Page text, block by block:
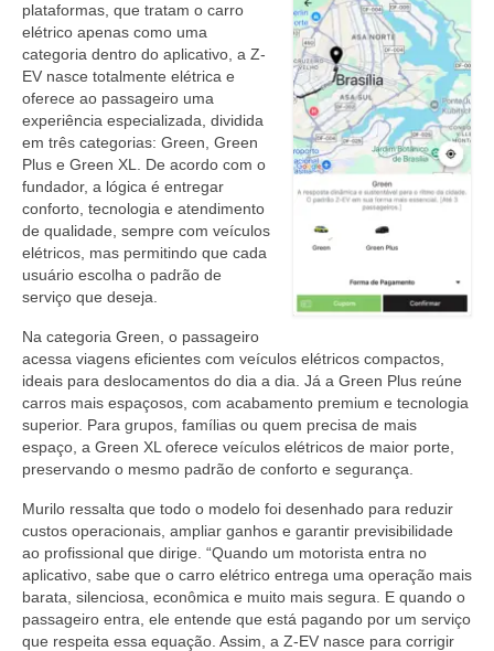
plataformas, que tratam o carro
elétrico apenas como uma
categoria dentro do aplicativo, a Z-
EV nasce totalmente elétrica e
oferece ao passageiro uma
experiência especializada, dividida
em três categorias: Green, Green
Plus e Green XL. De acordo com o
fundador, a lógica é entregar
conforto, tecnologia e atendimento
de qualidade, sempre com veículos
elétricos, mas permitindo que cada
usuário escolha o padrão de
serviço que deseja.
Na categoria Green, o passageiro
acessa viagens eficientes com veículos elétricos compactos,
ideais para deslocamentos do dia a dia. Já a Green Plus reúne
carros mais espaçosos, com acabamento premium e tecnologia
superior. Para grupos, famílias ou quem precisa de mais
espaço, a Green XL oferece veículos elétricos de maior porte,
preservando o mesmo padrão de conforto e segurança.
Murilo ressalta que todo o modelo foi desenhado para reduzir
custos operacionais, ampliar ganhos e garantir previsibilidade
ao profissional que dirige. “Quando um motorista entra no
aplicativo, sabe que o carro elétrico entrega uma operação mais
barata, silenciosa, econômica e muito mais segura. E quando o
passageiro entra, ele entende que está pagando por um serviço
que respeita essa equação. Assim, a Z-EV nasce para corrigir